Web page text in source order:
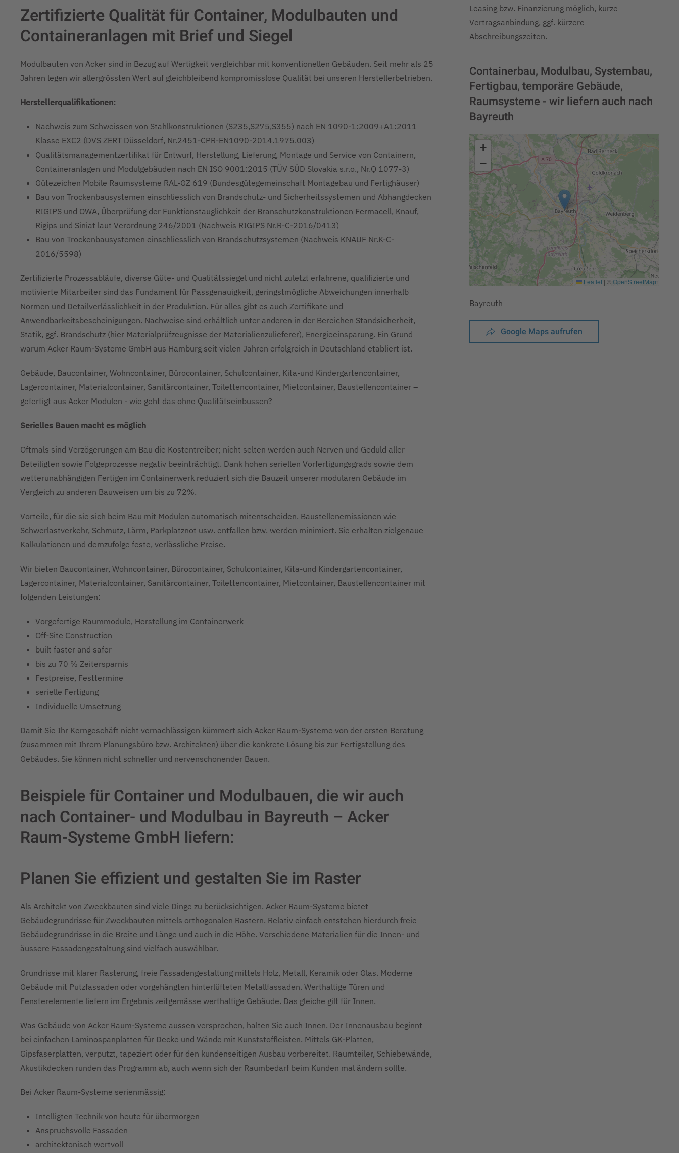
Zertifizierte Qualität für Container, Modulbauten und
Containeranlagen mit Brief und Siegel
Modulbauten von Acker sind in Bezug auf Wertigkeit vergleichbar mit konventionellen Gebäuden. Seit mehr als 25
Jahren legen wir allergrössten Wert auf gleichbleibend kompromisslose Qualität bei unseren Herstellerbetrieben.
Herstellerqualifikationen:
Nachweis zum Schweissen von Stahlkonstruktionen (S235,S275,S355) nach EN 1090-1:2009+A1:2011
Klasse EXC2 (DVS ZERT Düsseldorf, Nr.2451-CPR-EN1090-2014.1975.003)
Qualitätsmanagementzertifikat für Entwurf, Herstellung, Lieferung, Montage und Service von Containern,
Containeranlagen und Modulgebäuden nach EN ISO 9001:2015 (TÜV SÜD Slovakia s.r.o., Nr.Q 1077-3)
Gütezeichen Mobile Raumsysteme RAL-GZ 619 (Bundesgütegemeinschaft Montagebau und Fertighäuser)
Bau von Trockenbausystemen einschliesslich von Brandschutz- und Sicherheitssystemen und Abhangdecken
RIGIPS und OWA, Überprüfung der Funktionstauglichkeit der Branschutzkonstruktionen Fermacell, Knauf,
Rigips und Siniat laut Verordnung 246/2001 (Nachweis RIGIPS Nr.R-C-2016/0413)
Bau von Trockenbausystemen einschliesslich von Brandschutzsystemen (Nachweis KNAUF Nr.K-C-
2016/5598)
Zertifizierte Prozessabläufe, diverse Güte- und Qualitätssiegel und nicht zuletzt erfahrene, qualifizierte und
motivierte Mitarbeiter sind das Fundament für Passgenauigkeit, geringstmögliche Abweichungen innerhalb
Normen und Detailverlässlichkeit in der Produktion. Für alles gibt es auch Zertifikate und
Anwendbarkeitsbescheinigungen. Nachweise sind erhältlich unter anderen in der Bereichen Standsicherheit,
Statik, ggf. Brandschutz (hier Materialprüfzeugnisse der Materialienzulieferer), Energieeinsparung. Ein Grund
warum Acker Raum-Systeme GmbH aus Hamburg seit vielen Jahren erfolgreich in Deutschland etabliert ist.
Gebäude, Baucontainer, Wohncontainer, Bürocontainer, Schulcontainer, Kita-und Kindergartencontainer,
Lagercontainer, Materialcontainer, Sanitärcontainer, Toilettencontainer, Mietcontainer, Baustellencontainer –
gefertigt aus Acker Modulen - wie geht das ohne Qualitätseinbussen?
Serielles Bauen macht es möglich
Oftmals sind Verzögerungen am Bau die Kostentreiber; nicht selten werden auch Nerven und Geduld aller
Beteiligten sowie Folgeprozesse negativ beeinträchtigt. Dank hohen seriellen Vorfertigungsgrads sowie dem
wetterunabhängigen Fertigen im Containerwerk reduziert sich die Bauzeit unserer modularen Gebäude im
Vergleich zu anderen Bauweisen um bis zu 72%.
Vorteile, für die sie sich beim Bau mit Modulen automatisch mitentscheiden. Baustellenemissionen wie
Schwerlastverkehr, Schmutz, Lärm, Parkplatznot usw. entfallen bzw. werden minimiert. Sie erhalten zielgenaue
Kalkulationen und demzufolge feste, verlässliche Preise.
Wir bieten Baucontainer, Wohncontainer, Bürocontainer, Schulcontainer, Kita-und Kindergartencontainer,
Lagercontainer, Materialcontainer, Sanitärcontainer, Toilettencontainer, Mietcontainer, Baustellencontainer mit
folgenden Leistungen:
Vorgefertige Raummodule, Herstellung im Containerwerk
Off-Site Construction
built faster and safer
bis zu 70 % Zeitersparnis
Festpreise, Festtermine
serielle Fertigung
Individuelle Umsetzung
Damit Sie Ihr Kerngeschäft nicht vernachlässigen kümmert sich Acker Raum-Systeme von der ersten Beratung
(zusammen mit Ihrem Planungsbüro bzw. Architekten) über die konkrete Lösung bis zur Fertigstellung des
Gebäudes. Sie können nicht schneller und nervenschonender Bauen.
Beispiele für Container und Modulbauen, die wir auch
nach Container- und Modulbau in Bayreuth – Acker
Raum-Systeme GmbH liefern:
Planen Sie effizient und gestalten Sie im Raster
Als Architekt von Zweckbauten sind viele Dinge zu berücksichtigen. Acker Raum-Systeme bietet
Gebäudegrundrisse für Zweckbauten mittels orthogonalen Rastern. Relativ einfach entstehen hierdurch freie
Gebäudegrundrisse in die Breite und Länge und auch in die Höhe. Verschiedene Materialien für die Innen- und
äussere Fassadengestaltung sind vielfach auswählbar.
Grundrisse mit klarer Rasterung, freie Fassadengestaltung mittels Holz, Metall, Keramik oder Glas. Moderne
Gebäude mit Putzfassaden oder vorgehängten hinterlüfteten Metallfassaden. Werthaltige Türen und
Fensterelemente liefern im Ergebnis zeitgemässe werthaltige Gebäude. Das gleiche gilt für Innen.
Was Gebäude von Acker Raum-Systeme aussen versprechen, halten Sie auch Innen. Der Innenausbau beginnt
bei einfachen Laminospanplatten für Decke und Wände mit Kunststoffleisten. Mittels GK-Platten,
Gipsfaserplatten, verputzt, tapeziert oder für den kundenseitigen Ausbau vorbereitet. Raumteiler, Schiebewände,
Akustikdecken runden das Programm ab, auch wenn sich der Raumbedarf beim Kunden mal ändern sollte.
Bei Acker Raum-Systeme serienmässig:
Intelligten Technik von heute für übermorgen
Anspruchsvolle Fassaden
architektonisch wertvoll
Leasing bzw. Finanzierung möglich, kurze
Vertragsanbindung, ggf. kürzere
Abschreibungszeiten.
Containerbau, Modulbau, Systembau,
Fertigbau, temporäre Gebäude,
Raumsysteme - wir liefern auch nach
Bayreuth
+
−
Leaflet | ©OpenStreetMap
Bayreuth
Google Maps aufrufen